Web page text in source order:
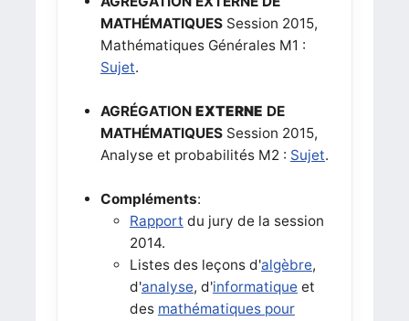
MATHÉMATIQUESSession 2015,
Mathématiques Générales M1 :
Sujet.
AGRÉGATION EXTERNE DE
MATHÉMATIQUES Session 2015,
Analyse et probabilités M2 : Sujet.
Compléments:
Rapport du jury de la session
2014.
Listes des leçons d'algèbre,
d'analyse, d'informatique et
des mathématiques pour